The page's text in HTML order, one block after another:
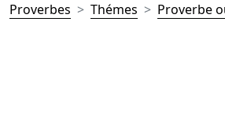
Proverbes
Thémes Proverbe